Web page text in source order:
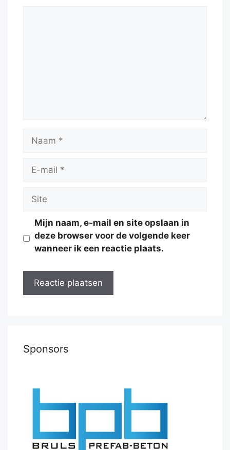
Naam
Site
Mijn naam, e-mail en site opslaan in
deze browser voor de volgende keer
wanneer ik een reactie plaats.
Sponsors